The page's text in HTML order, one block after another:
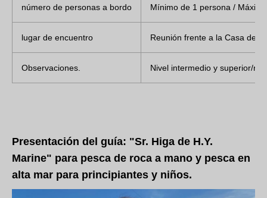
número de personas a bordo Mínimo de 1 persona /
lugar de encuentro Reunión frente a la Casa de
Observaciones. Nivel intermedio y superior/
Presentación del guía: "Sr. Higa de H.Y.
Marine" para pesca de roca a mano y pesca en
alta mar para principiantes y niños.